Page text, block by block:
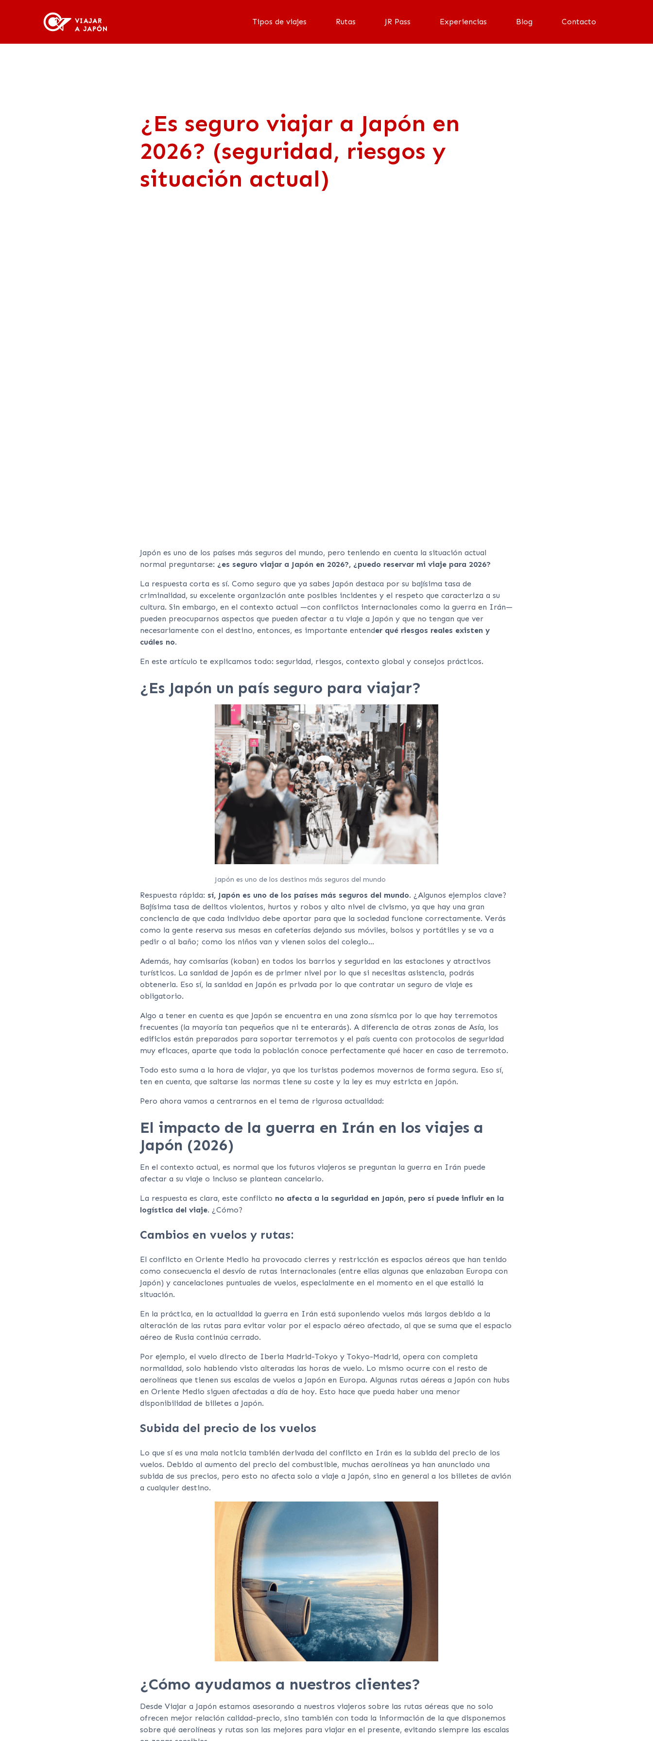
Tipos de viajes Rutas JR Pass Experiencias Blog Contacto
¿Es seguro viajar a Japón en
2026? (seguridad, riesgos y
situación actual)
Japón es uno de los países más seguros del mundo, pero teniendo en cuenta la situación actual
normal preguntarse: ¿es seguro viajar a Japón en 2026?, ¿puedo reservar mi viaje para 2026?
La respuesta corta es sí. Como seguro que ya sabes Japón destaca por su bajísima tasa de
criminalidad, su excelente organización ante posibles incidentes y el respeto que caracteriza a su
cultura. Sin embargo, en el contexto actual —con conflictos internacionales como la guerra en Irán—
pueden preocuparnos aspectos que pueden afectar a tu viaje a Japón y que no tengan que ver
necesariamente con el destino, entonces, es importante entender qué riesgos reales existen y
cuáles no.
En este artículo te explicamos todo: seguridad, riesgos, contexto global y consejos prácticos.
¿Es Japón un país seguro para viajar?
Japón es uno de los destinos más seguros del mundo
Respuesta rápida: sí, Japón es uno de los países más seguros del mundo. ¿Algunos ejemplos clave?
Bajísima tasa de delitos violentos, hurtos y robos y alto nivel de civismo, ya que hay una gran
conciencia de que cada individuo debe aportar para que la sociedad funcione correctamente. Verás
como la gente reserva sus mesas en cafeterías dejando sus móviles, bolsos y portátiles y se va a
pedir o al baño; como los niños van y vienen solos del colegio…
Además, hay comisarías (koban) en todos los barrios y seguridad en las estaciones y atractivos
turísticos. La sanidad de Japón es de primer nivel por lo que si necesitas asistencia, podrás
obtenerla. Eso sí, la sanidad en Japón es privada por lo que contratar un seguro de viaje es
obligatorio.
Algo a tener en cuenta es que Japón se encuentra en una zona sísmica por lo que hay terremotos
frecuentes (la mayoría tan pequeños que ni te enterarás). A diferencia de otras zonas de Asía, los
edificios están preparados para soportar terremotos y el país cuenta con protocolos de seguridad
muy eficaces, aparte que toda la población conoce perfectamente qué hacer en caso de terremoto.
Todo esto suma a la hora de viajar, ya que los turistas podemos movernos de forma segura. Eso sí,
ten en cuenta, que saltarse las normas tiene su coste y la ley es muy estricta en Japón.
Pero ahora vamos a centrarnos en el tema de rigurosa actualidad:
El impacto de la guerra en Irán en los viajes a
Japón (2026)
En el contexto actual, es normal que los futuros viajeros se preguntan la guerra en Irán puede
afectar a su viaje o incluso se plantean cancelarlo.
La respuesta es clara, este conflicto no afecta a la seguridad en Japón, pero sí puede influir en la
logística del viaje. ¿Cómo?
Cambios en vuelos y rutas:
El conflicto en Oriente Medio ha provocado cierres y restricción es espacios aéreos que han tenido
como consecuencia el desvío de rutas internacionales (entre ellas algunas que enlazaban Europa con
Japón) y cancelaciones puntuales de vuelos, especialmente en el momento en el que estalló la
situación.
En la práctica, en la actualidad la guerra en Irán está suponiendo vuelos más largos debido a la
alteración de las rutas para evitar volar por el espacio aéreo afectado, al que se suma que el espacio
aéreo de Rusia continúa cerrado.
Por ejemplo, el vuelo directo de Iberia Madrid-Tokyo y Tokyo-Madrid, opera con completa
normalidad, solo habiendo visto alteradas las horas de vuelo. Lo mismo ocurre con el resto de
aerolíneas que tienen sus escalas de vuelos a Japón en Europa. Algunas rutas aéreas a Japón con hubs
en Oriente Medio siguen afectadas a día de hoy. Esto hace que pueda haber una menor
disponibilidad de billetes a Japón.
Subida del precio de los vuelos
Lo que sí es una mala noticia también derivada del conflicto en Irán es la subida del precio de los
vuelos. Debido al aumento del precio del combustible, muchas aerolíneas ya han anunciado una
subida de sus precios, pero esto no afecta solo a viaje a Japón, sino en general a los billetes de avión
a cualquier destino.
¿Cómo ayudamos a nuestros clientes?
Desde Viajar a Japón estamos asesorando a nuestros viajeros sobre las rutas aéreas que no solo
ofrecen mejor relación calidad-precio, sino también con toda la información de la que disponemos
sobre qué aerolíneas y rutas son las mejores para viajar en el presente, evitando siempre las escalas